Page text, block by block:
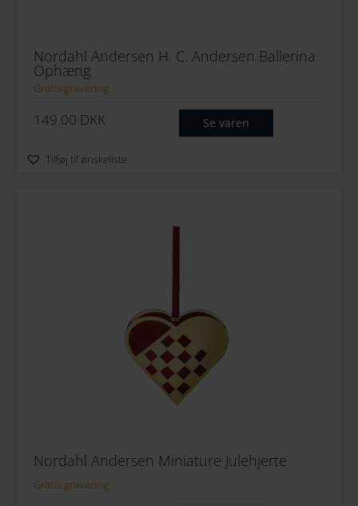
Nordahl Andersen H. C. Andersen Ballerina
Ophæng
Gratis gravering
149.00 DKK Se varen
Tilføj til ønskeliste
Nordahl Andersen Miniature Julehjerte
Gratis gravering